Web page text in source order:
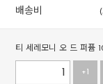
배송비
티 세레모니 오 드 퍼퓸
+1